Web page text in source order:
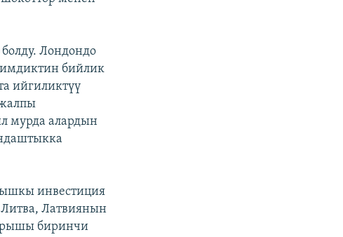
Лондондо
бийлик
ийгиликтүү
мурда алардын
инвестиция
Латвиянын
биринчи